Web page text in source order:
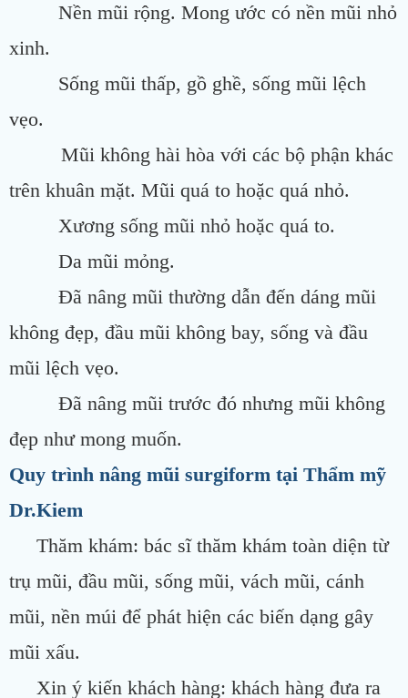
Nền mũi rộng. Mong ước có nền mũi nhỏ
xinh.
Sống mũi thấp, gồ ghề, sống mũi lệch
vẹo.
Mũi không hài hòa với các bộ phận khác
trên khuân mặt. Mũi quá to hoặc quá nhỏ.
Xương sống mũi nhỏ hoặc quá to.
Da mũi mỏng.
Đã nâng mũi thường dẫn đến dáng mũi
không đẹp, đầu mũi không bay, sống và đầu
mũi lệch vẹo.
Đã nâng mũi trước đó nhưng mũi không
đẹp như mong muốn.
Quy trình nâng mũi surgiform tại Thẩm mỹ
Dr.Kiem
Thăm khám: bác sĩ thăm khám toàn diện từ
trụ mũi, đầu mũi, sống mũi, vách mũi, cánh
mũi, nền múi để phát hiện các biến dạng gây
mũi xấu.
Xin ý kiến khách hàng: khách hàng đưa ra